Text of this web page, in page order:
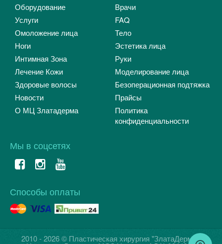
Оборудование
Врачи
Услуги
FAQ
Омоложение лица
Тело
Ноги
Эстетика лица
Интимная Зона
Руки
Лечение Кожи
Моделирование лица
Здоровые волосы
Безоперационная подтяжка
Новости
Прайсы
О МЦ Златадерма
Политика
конфиденциальности
Мы в соцсетях
Способы оплаты
2010 - 2026 © Пластическая хирургия "ЗлатаДерма",